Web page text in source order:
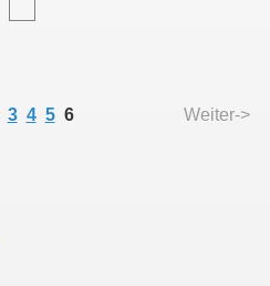
3 4 5 6 Weiter->